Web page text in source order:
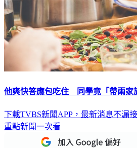
他爽快答應包吃住 同學竟「帶兩家
下載TVBS新聞APP，最新消息不漏接
重點新聞一次看